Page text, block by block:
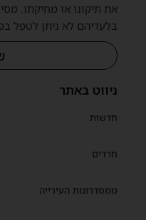
ניווט באתר
חדשות
חרדים
ממסדרונות העירייה
את תיקונו או מחיקתו.
בלעדיהם לא ניתן לטפל